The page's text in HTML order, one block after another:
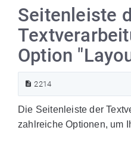
Seitenleiste
Option
2214
Die Seitenleiste der
zahlreiche Optionen, um